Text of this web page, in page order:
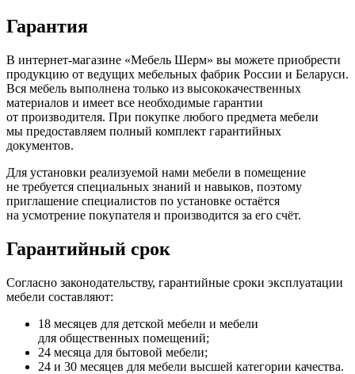
Гарантия
В интернет-магазине «Мебель Шерм» вы можете приобрести
продукцию от ведущих мебельных фабрик России и Беларуси.
Вся мебель выполнена только из высококачественных
материалов и имеет все необходимые гарантии
от производителя. При покупке любого предмета мебели
мы предоставляем полный комплект гарантийных
документов.
Для установки реализуемой нами мебели в помещение
не требуется специальных знаний и навыков, поэтому
приглашение специалистов по установке остаётся
на усмотрение покупателя и производится за его счёт.
Гарантийный срок
Согласно законодательству, гарантийные сроки эксплуатации
мебели составляют:
18 месяцев для детской мебели и мебели
для общественных помещений;
24 месяца для бытовой мебели;
24 и 30 месяцев для мебели высшей категории качества.